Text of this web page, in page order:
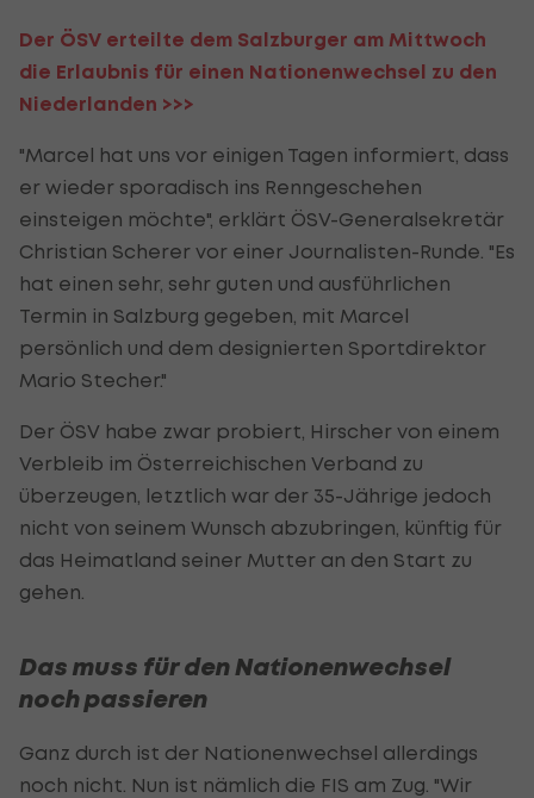
Der ÖSV erteilte dem Salzburger am Mittwoch
die Erlaubnis für einen Nationenwechsel zu den
Niederlanden >>>
"Marcel hat uns vor einigen Tagen informiert, dass
er wieder sporadisch ins Renngeschehen
einsteigen möchte", erklärt ÖSV-Generalsekretär
Christian Scherer vor einer Journalisten-Runde. "Es
hat einen sehr, sehr guten und ausführlichen
Termin in Salzburg gegeben, mit Marcel
persönlich und dem designierten Sportdirektor
Mario Stecher."
Der ÖSV habe zwar probiert, Hirscher von einem
Verbleib im Österreichischen Verband zu
überzeugen, letztlich war der 35-Jährige jedoch
nicht von seinem Wunsch abzubringen, künftig für
das Heimatland seiner Mutter an den Start zu
gehen.
Das muss für den Nationenwechsel
noch passieren
Ganz durch ist der Nationenwechsel allerdings
noch nicht. Nun ist nämlich die FIS am Zug. "Wir